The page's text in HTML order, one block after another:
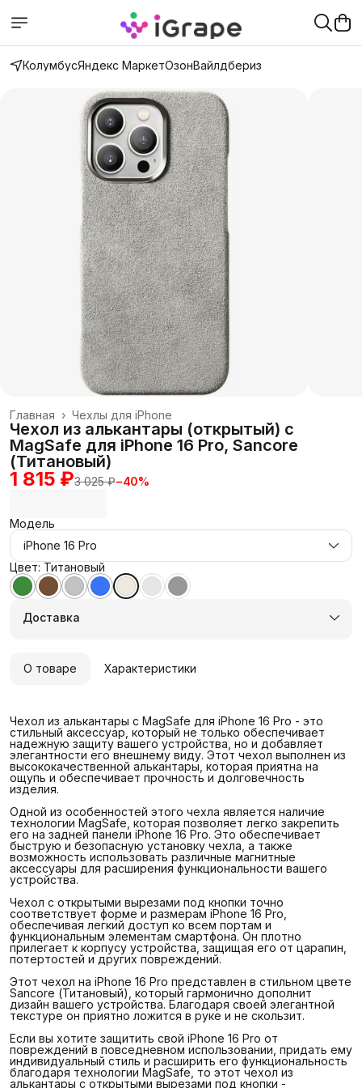
КолумбусЯндекс МаркетОзонВайлдбериз
Чехлы для iPhone
Главная ›
Чехол из алькантары (открытый) с
MagSafe для iPhone 16 Pro, Sancore
(Титановый)
1 815 ₽3 025 ₽−40%
Модель
iPhone 16 Pro
Цвет: Титановый
Доставка
О товаре Характеристики
Чехол из алькантары с MagSafe для iPhone 16 Pro - это
стильный аксессуар, который не только обеспечивает
надежную защиту вашего устройства, но и добавляет
элегантности его внешнему виду. Этот чехол выполнен из
высококачественной алькантары, которая приятна на
ощупь и обеспечивает прочность и долговечность
изделия.
Одной из особенностей этого чехла является наличие
технологии MagSafe, которая позволяет легко закрепить
его на задней панели iPhone 16 Pro. Это обеспечивает
быструю и безопасную установку чехла, а также
возможность использовать различные магнитные
аксессуары для расширения функциональности вашего
устройства.
Чехол с открытыми вырезами под кнопки точно
соответствует форме и размерам iPhone 16 Pro,
обеспечивая легкий доступ ко всем портам и
функциональным элементам смартфона. Он плотно
прилегает к корпусу устройства, защищая его от царапин,
потертостей и других повреждений.
Этот чехол на iPhone 16 Pro представлен в стильном цвете
Sancore (Титановый), который гармонично дополнит
дизайн вашего устройства. Благодаря своей элегантной
текстуре он приятно ложится в руке и не скользит.
Если вы хотите защитить свой iPhone 16 Pro от
повреждений в повседневном использовании, придать ему
индивидуальный стиль и расширить его функциональность
благодаря технологии MagSafe, то этот чехол из
алькантары с открытыми вырезами под кнопки -